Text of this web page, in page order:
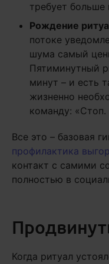
требует
Рождение
потоке
шума самый
Пятиминутный
минут – и есть
жизненно
команду:
Все это – базовая
профилактика
контакт с самими
полностью в
Когда ритуал